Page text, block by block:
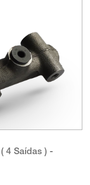
4 Saídas ) -